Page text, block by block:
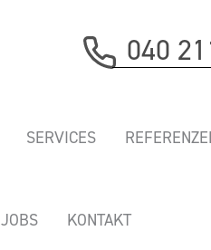
040
SERVICES
JOBS KONTAKT